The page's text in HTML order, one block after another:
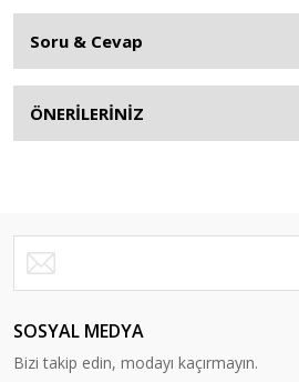
Soru & Cevap
ÖNERİLERİNİZ
SOSYAL MEDYA
Bizi takip edin, modayı kaçırmayın.